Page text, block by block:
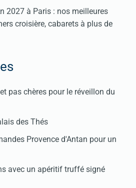
2027 à Paris : nos meilleures
croisière, cabarets à plus de
pas chères pour le réveillon du
des Thés
Provence d'Antan pour un
avec un apéritif truffé signé